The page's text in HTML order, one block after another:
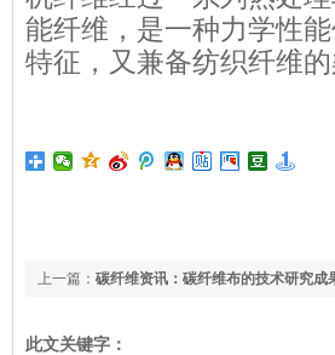
能纤维，是一种力学性
特征，又兼备纺织纤维
上一篇： 碳纤维资讯：碳纤维布的技术研究成
此文关键字：